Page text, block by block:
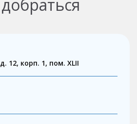
12, корп. 1, пом. XLII